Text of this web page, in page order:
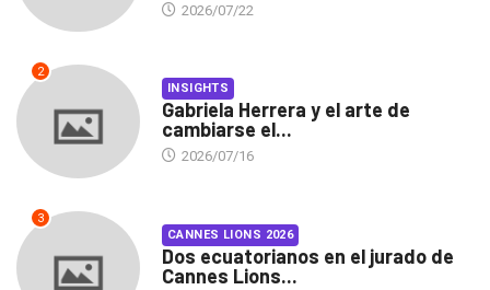
2026/07/22
2
INSIGHTS
Gabriela Herrera y el arte de
cambiarse el...
2026/07/16
3
CANNES LIONS 2026
Dos ecuatorianos en el jurado de
Cannes Lions...